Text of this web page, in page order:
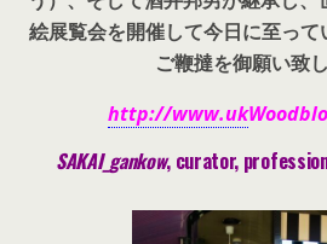
絵展覧会を開催して今日に至っ
ご鞭撻を御願い致し
http://www.uk
SAKAI_gankow, curator, pr